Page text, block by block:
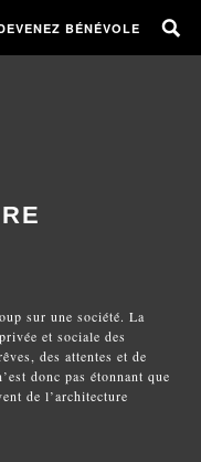
BÉNÉVOLE
sur une société. La
et sociale des
des attentes et de
donc pas étonnant que
de l’architecture